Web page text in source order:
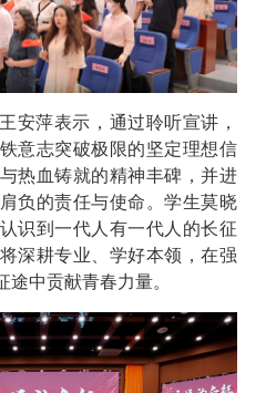
安萍表示，通过聆听宣讲，
意志突破极限的坚定理想信
热血铸就的精神丰碑，并进
负的责任与使命。学生莫晓
识到一代人有一代人的长征
深耕专业、学好本领，在强
途中贡献青春力量。